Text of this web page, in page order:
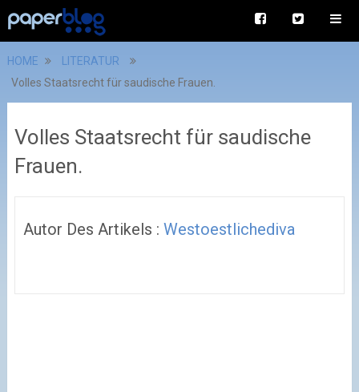
HOME
LITERATUR
Volles Staatsrecht für saudische Frauen.
Volles Staatsrecht für saudische
Frauen.
Autor Des Artikels : Westoestlichediva